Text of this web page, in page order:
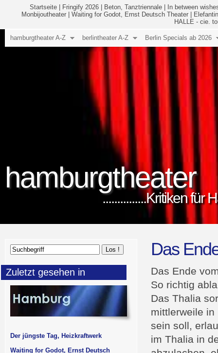
Startseite Fringify 2026 Beton, Tanztriennale
In between
Monbijoutheater
Waiting for Godot, Ernst Deutsch Theater
HALLE - cie.
hamburgtheater
...............Kritiken für
hamburgtheater A-Z berlintheater A-Z Berlin Specials ab 2026
Das
Das Ende
So richtig
Das Thalia
mittlerweile
sein soll,
im Thalia in
Zuletzt gesehen in
Der jüngste Tag, Heizkraftwerk
Waiting for Godot, Ernst Deutsch